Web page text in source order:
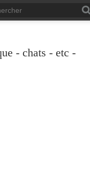
- chats - etc -